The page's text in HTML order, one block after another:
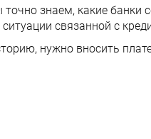
знаем, какие банки
связанной с
нужно вносить